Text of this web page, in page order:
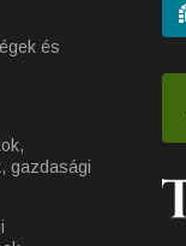
és
gazdasági